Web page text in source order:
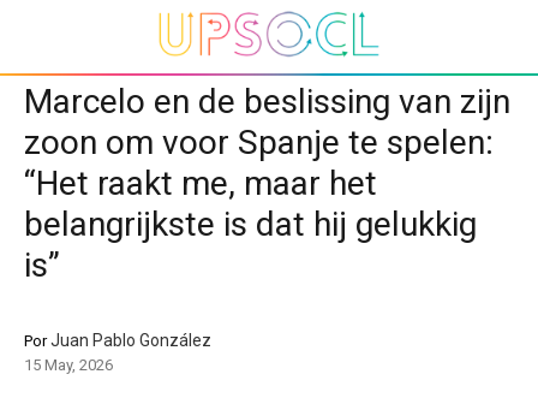
Marcelo en de beslissing van zijn
zoon om voor Spanje te spelen:
“Het raakt me, maar het
belangrijkste is dat hij gelukkig
is”
PorJuan Pablo González
15 May, 2026